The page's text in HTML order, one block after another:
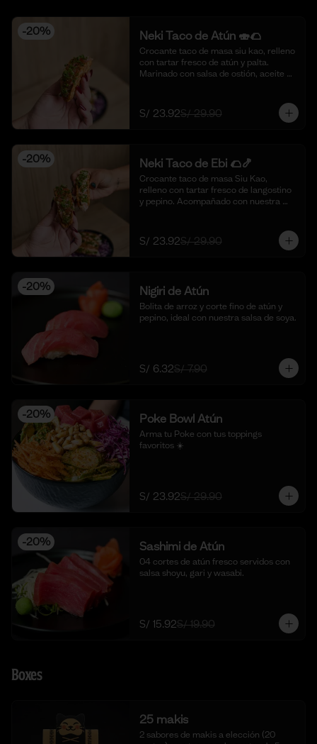
-20% Neki Taco de Atún 🍣🌮
Crocante taco de masa siu kao, relleno
con tartar fresco de atún y palta.
Marinado con salsa de ostión, aceite de
S/ 23.92S/ 29.90
-20% Neki Taco de Ebi 🌮🍤
Crocante taco de masa Siu Kao,
relleno con tartar fresco de langostino
y pepino. Acompañado con nuestra
S/ 23.92S/ 29.90
-20% Nigiri de Atún
Bolita de arroz y corte fino de atún y
pepino, ideal con nuestra salsa de soya.
S/ 6.32S/ 7.90
-20% Poke Bowl Atún
Arma tu Poke con tus toppings
favoritos ☀️
S/ 23.92S/ 29.90
-20% Sashimi de Atún
04 cortes de atún fresco servidos con
salsa shoyu, gari y wasabi.
S/ 15.92S/ 19.90
Boxes
25 makis
2 sabores de makis a elección (20